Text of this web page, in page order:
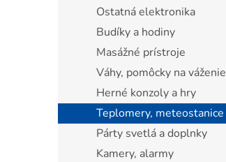
Ostatná elektronika
Budíky a hodiny
Masážné prístroje
Váhy, pomôcky na váženie
Herné konzoly a hry
Teplomery, meteostanice
Párty svetlá a doplnky
Kamery, alarmy